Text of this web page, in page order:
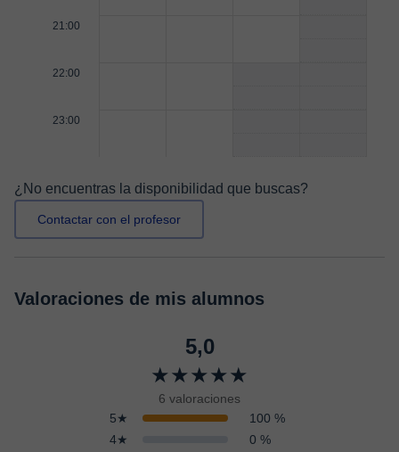
21:00
22:00
23:00
¿No encuentras la disponibilidad que buscas?
Contactar con el profesor
Valoraciones de mis alumnos
5,0
★★★★★
6 valoraciones
5★
100 %
4★
0 %